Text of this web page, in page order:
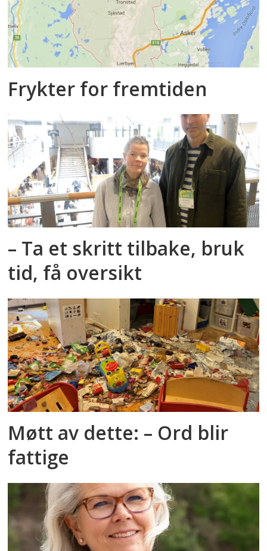
Frykter for fremtiden
– Ta et skritt tilbake, bruk
tid, få oversikt
Møtt av dette: – Ord blir
fattige